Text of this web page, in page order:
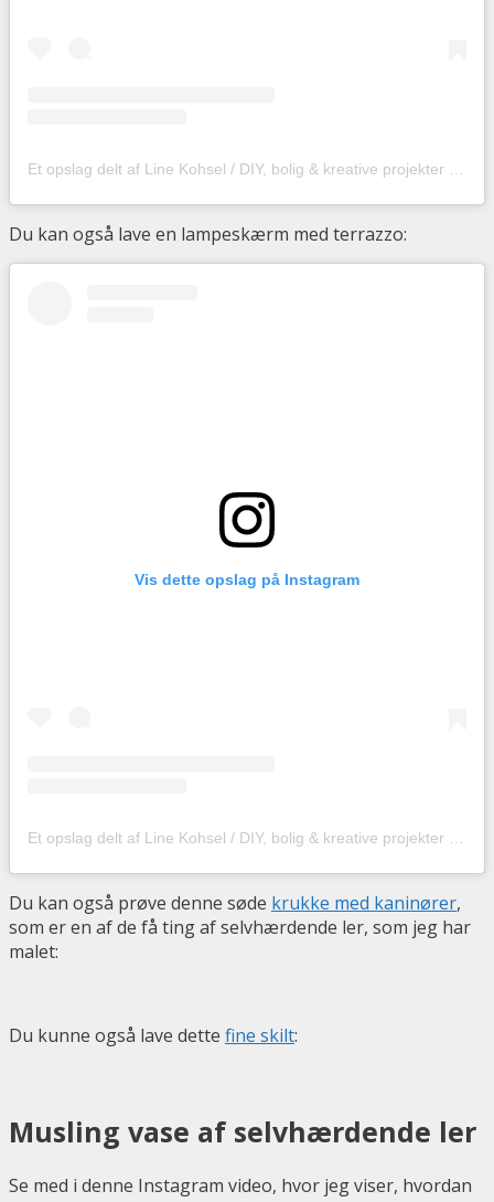
Du kan også lave en lampeskærm med terrazzo:
Vis dette opslag på Instagram
Du kan også prøve denne søde krukke med kaninører,
som er en af de få ting af selvhærdende ler, som jeg har
malet:
Du kunne også lave dette fine skilt:
Musling vase af selvhærdende ler
Se med i denne Instagram video, hvor jeg viser, hvordan